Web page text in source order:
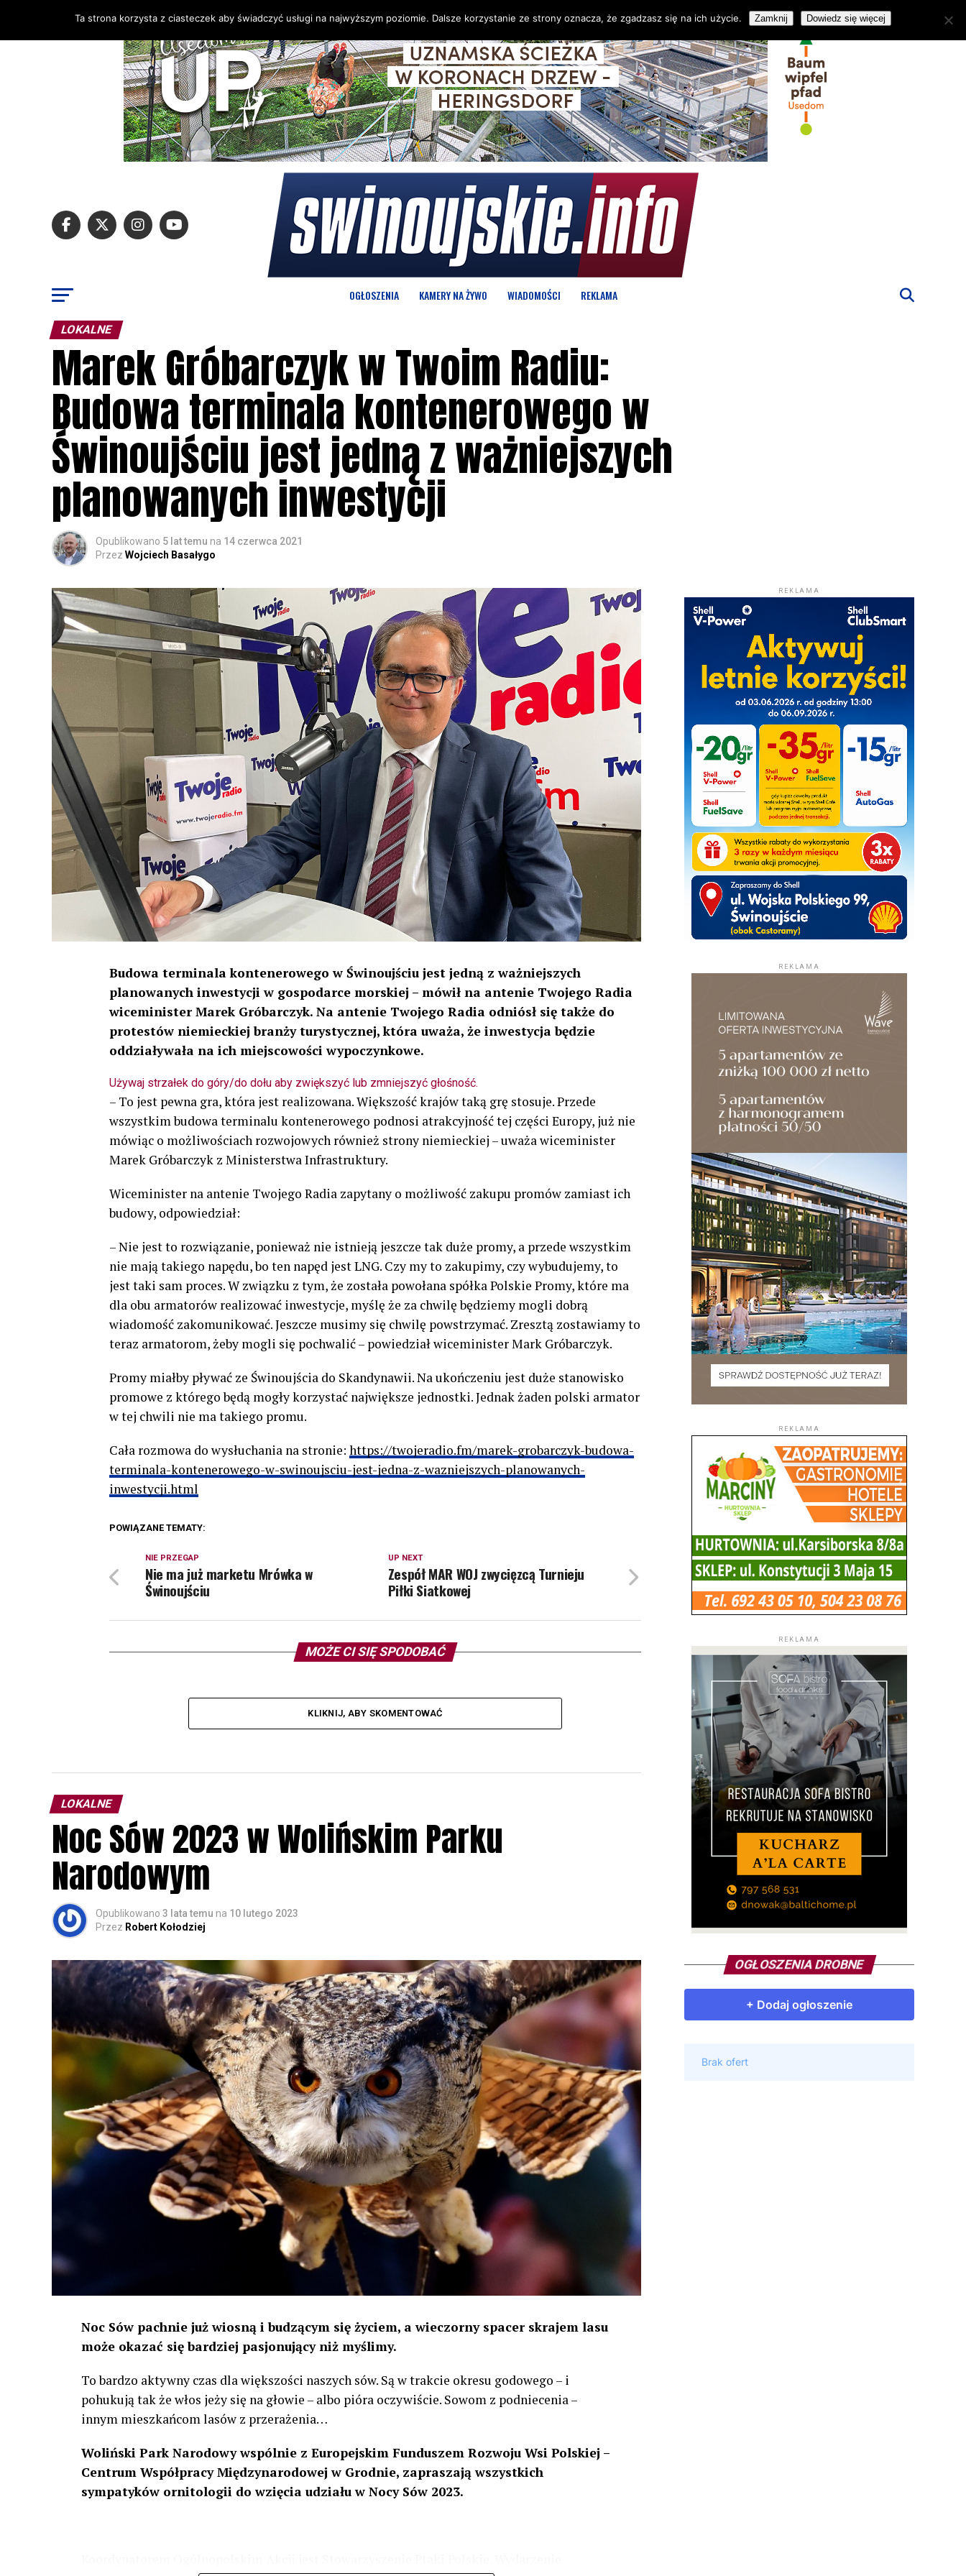
OGŁOSZENIA KAMERY NA ŻYWO WIADOMOŚCI REKLAMA
LOKALNE
Marek Gróbarczyk w Twoim Radiu:
Budowa terminala kontenerowego w
Świnoujściu jest jedną z ważniejszych
planowanych inwestycji
Opublikowano 5 lat temu na 14 czerwca 2021
Przez Wojciech Basałygo
Budowa terminala kontenerowego w Świnoujściu jest jedną z ważniejszych
planowanych inwestycji w gospodarce morskiej – mówił na antenie Twojego Radia
wiceminister Marek Gróbarczyk. Na antenie Twojego Radia odniósł się także do
protestów niemieckiej branży turystycznej, która uważa, że inwestycja będzie
oddziaływała na ich miejscowości wypoczynkowe.
Używaj strzałek do góry/do dołu aby zwiększyć lub zmniejszyć głośność.
– To jest pewna gra, która jest realizowana. Większość krajów taką grę stosuje. Przede
wszystkim budowa terminalu kontenerowego podnosi atrakcyjność tej części Europy, już nie
mówiąc o możliwościach rozwojowych również strony niemieckiej – uważa wiceminister
Marek Gróbarczyk z Ministerstwa Infrastruktury.
Wiceminister na antenie Twojego Radia zapytany o możliwość zakupu promów zamiast ich
budowy, odpowiedział:
– Nie jest to rozwiązanie, ponieważ nie istnieją jeszcze tak duże promy, a przede wszystkim
nie mają takiego napędu, bo ten napęd jest LNG. Czy my to zakupimy, czy wybudujemy, to
jest taki sam proces. W związku z tym, że została powołana spółka Polskie Promy, które ma
dla obu armatorów realizować inwestycje, myślę że za chwilę będziemy mogli dobrą
wiadomość zakomunikować. Jeszcze musimy się chwilę powstrzymać. Zresztą zostawiamy to
teraz armatorom, żeby mogli się pochwalić – powiedział wiceminister Mark Gróbarczyk.
Promy miałby pływać ze Świnoujścia do Skandynawii. Na ukończeniu jest duże stanowisko
promowe z którego będą mogły korzystać największe jednostki. Jednak żaden polski armator
w tej chwili nie ma takiego promu.
Cała rozmowa do wysłuchania na stronie: https://twojeradio.fm/marek-grobarczyk-budowa-
terminala-kontenerowego-w-swinoujsciu-jest-jedna-z-wazniejszych-planowanych-
inwestycji.html
POWIĄZANE TEMATY:
UP NEXT
Zespół MAR WOJ zwycięzcą Turnieju
Piłki Siatkowej
NIE PRZEGAP
Nie ma już marketu Mrówka w
Świnoujściu
MOŻE CI SIĘ SPODOBAĆ
KLIKNIJ, ABY SKOMENTOWAĆ
LOKALNE
Noc Sów 2023 w Wolińskim Parku
Narodowym
Opublikowano 3 lata temu na 10 lutego 2023
Przez Robert Kołodziej
Noc Sów pachnie już wiosną i budzącym się życiem, a wieczorny spacer skrajem lasu
może okazać się bardziej pasjonujący niż myślimy.
To bardzo aktywny czas dla większości naszych sów. Są w trakcie okresu godowego – i
pohukują tak że włos jeży się na głowie – albo pióra oczywiście. Sowom z podniecenia –
innym mieszkańcom lasów z przerażenia…
Woliński Park Narodowy wspólnie z Europejskim Funduszem Rozwoju Wsi Polskiej –
Centrum Współpracy Międzynarodowej w Grodnie, zapraszają wszystkich
sympatyków ornitologii do wzięcia udziału w Nocy Sów 2023.
REKLAMA
REKLAMA
REKLAMA
REKLAMA
OGŁOSZENIA DROBNE
Ta strona korzysta z ciasteczek aby świadczyć usługi na najwyższym poziomie. Dalsze korzystanie ze strony oznacza, że zgadzasz się na ich użycie. Zamknij Dowiedz się więcej